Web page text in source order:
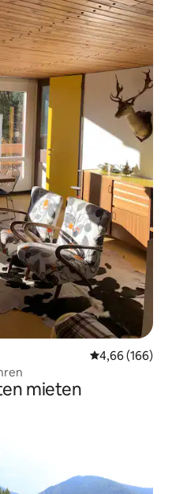
4,66 (166)
mieten